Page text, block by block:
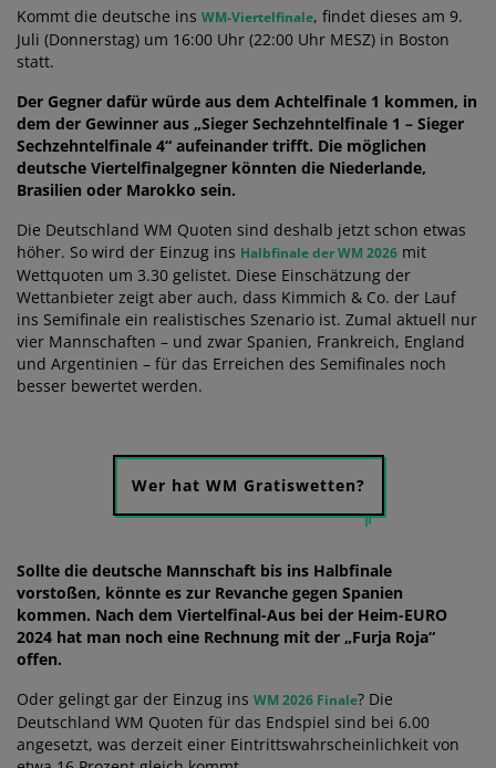
Kommt die deutsche ins WM-Viertelfinale, findet dieses am 9.
Juli (Donnerstag) um 16:00 Uhr (22:00 Uhr MESZ) in Boston
statt.
Der Gegner dafür würde aus dem Achtelfinale 1 kommen, in
dem der Gewinner aus „Sieger Sechzehntelfinale 1 – Sieger
Sechzehntelfinale 4“ aufeinander trifft. Die möglichen
deutsche Viertelfinalgegner könnten die Niederlande,
Brasilien oder Marokko sein.
Die Deutschland WM Quoten sind deshalb jetzt schon etwas
höher. So wird der Einzug ins Halbfinale der WM 2026 mit
Wettquoten um 3.30 gelistet. Diese Einschätzung der
Wettanbieter zeigt aber auch, dass Kimmich & Co. der Lauf
ins Semifinale ein realistisches Szenario ist. Zumal aktuell nur
vier Mannschaften – und zwar Spanien, Frankreich, England
und Argentinien – für das Erreichen des Semifinales noch
besser bewertet werden.
Wer hat WM Gratiswetten?
Sollte die deutsche Mannschaft bis ins Halbfinale
vorstoßen, könnte es zur Revanche gegen Spanien
kommen. Nach dem Viertelfinal-Aus bei der Heim-EURO
2024 hat man noch eine Rechnung mit der „Furja Roja“
offen.
Oder gelingt gar der Einzug ins WM 2026 Finale? Die
Deutschland WM Quoten für das Endspiel sind bei 6.00
angesetzt, was derzeit einer Eintrittswahrscheinlichkeit von